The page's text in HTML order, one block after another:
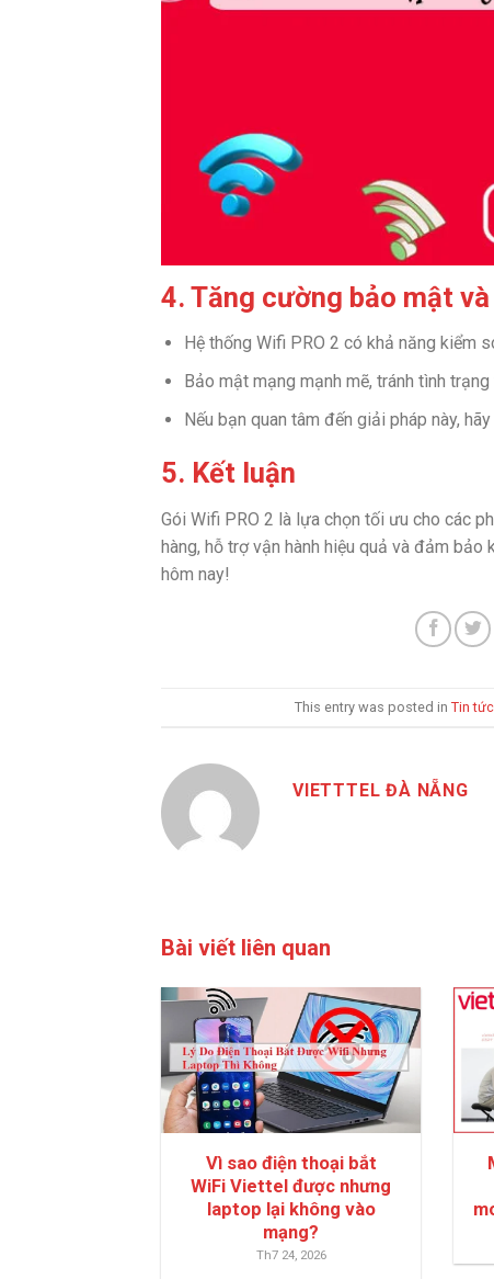
4. Tăng cường bảo mật
Hệ thống Wifi PRO 2 có khả năng kiểm
Bảo mật mạng mạnh mẽ, tránh tình
Nếu bạn quan tâm đến giải pháp này,
5. Kết luận
Gói Wifi PRO 2 là lựa chọn tối ưu cho các
hàng, hỗ trợ vận hành hiệu quả và đảm
hôm nay!
This entry was posted in Tin tức
VIETTTEL ĐÀ NẴNG
Bài viết liên quan
Vì sao điện thoại bắt
WiFi Viettel được nhưng
laptop lại không vào
mạng?
Th7 24, 2026